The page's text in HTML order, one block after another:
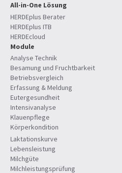
All-in-One Lösung
HERDEplus Berater
HERDEplus ITB
HERDEcloud
Module
Analyse Technik
Besamung und Fruchtbarkeit
Betriebsvergleich
Erfassung & Meldung
Eutergesundheit
Intensivanalyse
Klauenpflege
Körperkondition
Laktationskurve
Lebensleistung
Milchgüte
Milchleistungsprüfung